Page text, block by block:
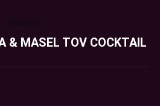
Next
& MASEL TOV COCKTAIL